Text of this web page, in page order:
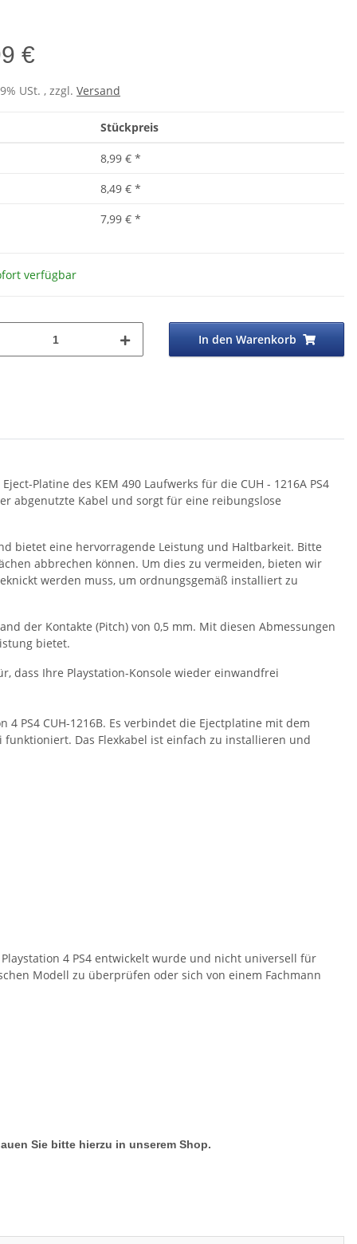
€
USt. , zzgl. Versand
Stückpreis
8,99 € *
8,49 € *
7,99 € *
verfügbar
In den Warenkorb
Platine des KEM 490 Laufwerks für die CUH - 1216A PS4
abgenutzte Kabel und sorgt für eine reibungslose
bietet eine hervorragende Leistung und Haltbarkeit. Bitte
abbrechen können. Um dies zu vermeiden, bieten wir
werden muss, um ordnungsgemäß installiert zu
der Kontakte (Pitch) von 0,5 mm. Mit diesen Abmessungen
bietet.
dass Ihre Playstation-Konsole wieder einwandfrei
PS4 CUH-1216B. Es verbindet die Ejectplatine mit dem
Das Flexkabel ist einfach zu installieren und
4 PS4 entwickelt wurde und nicht universell für
Modell zu überprüfen oder sich von einem Fachmann
Sie bitte hierzu in unserem Shop.